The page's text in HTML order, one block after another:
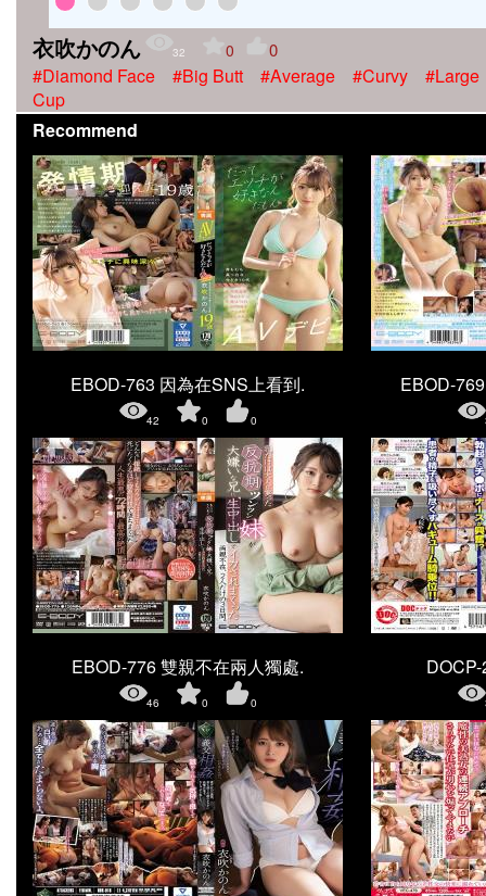
衣吹かのん 32 0 0
#Diamond Face #Big Butt #Average #Curvy
#Large
Cup
Recommend
EBOD-763 因為在SNS上看到.
42 0 0
EBOD-
EBOD-776 雙親不在兩人獨處.
46 0 0